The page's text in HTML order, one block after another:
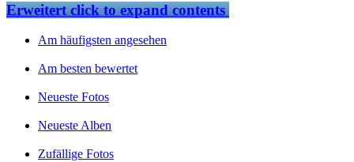
Erweitertclick to expand contents
Am häufigsten angesehen
Am besten bewertet
Neueste Fotos
Neueste Alben
Zufällige Fotos